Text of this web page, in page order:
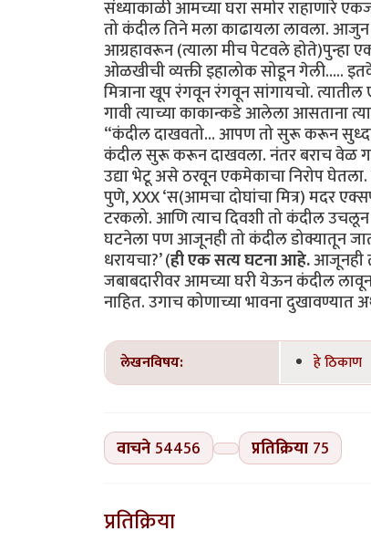
संध्याकाळी आमच्या घरा समोर राहाणारे
तो कंदील तिने मला काढायला लावला. आजुन
आग्रहावरून (त्याला मीच पेटवले होते)पुन्हा
ओळखीची व्यक्ती इहालोक सोडून गेली…..
मित्राना खूप रंगवून रंगवून सांगायचो. त्यातील
गावी त्याच्या काकान्कडे आलेला आसताना
“कंदील दाखवतो… आपण तो सुरू करून सुध्दा
कंदील सुरू करून दाखवला. नंतर बराच वेळ
उद्या भेटू असे ठरवून एकमेकाचा निरोप
पुणे, XXX ‘स(आमचा दोघांचा मित्र) मदर
टरकलो. आणि त्याच दिवशी तो कंदील
घटनेला पण आजूनही तो कंदील डोक्यातून जात
धरायचा?’ (ही एक सत्य घटना आहे.आजूनही
जबाबदारीवर आमच्या घरी येऊन कंदील लावून
नाहित. उगाच कोणाच्या भावना दुखावण्यात
लेखनविषय: हे ठिकाण
वाचने54456 प्रतिक्रिया 75
प्रतिक्रिया